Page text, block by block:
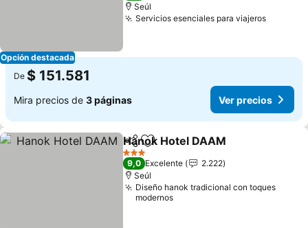
Opción destacada
Seúl
Servicios esenciales para viajeros
De $ 151.581
Mira precios de 3 páginas Ver precios
CompartirAgregar a favoritos
Hanok Hotel DAAM
3 Estrellas
9,0 Excelente
2.222
Seúl
Diseño hanok tradicional con toques
modernos